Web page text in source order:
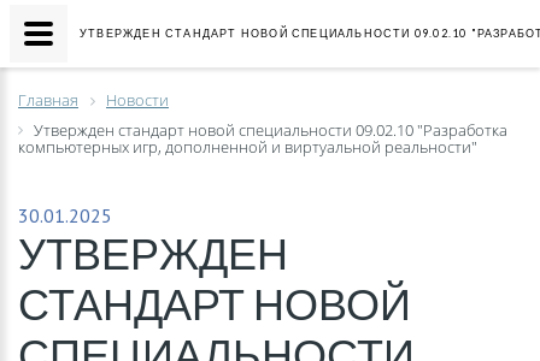
Главная
Новости
Утвержден стандарт новой специальности 09.02.10 "Разработка
компьютерных игр, дополненной и виртуальной реальности"
30.01.2025
УТВЕРЖДЕН
СТАНДАРТ НОВОЙ
УТВЕРЖДЕН СТАНДАРТ НОВОЙ СПЕЦИАЛЬНОСТИ 09.02.10